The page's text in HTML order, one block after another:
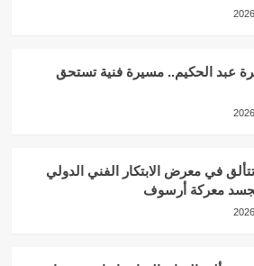
زهرة عبد الحكيم.. مسيرة فنية تستحق
تتألق في معرض الابتكار الفني الدولي
تجسد معركة أرسوف